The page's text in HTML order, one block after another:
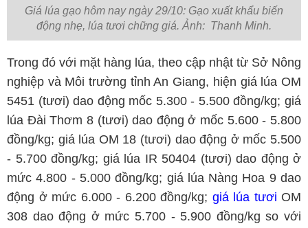
Giá lúa gạo hôm nay ngày 29/10: Gạo xuất khẩu biến
động nhẹ, lúa tươi chững giá. Ảnh: Thanh Minh.
Trong đó với mặt hàng lúa, theo cập nhật từ Sở Nông
nghiệp và Môi trường tỉnh An Giang, hiện giá lúa OM
5451 (tươi) dao động mốc 5.300 - 5.500 đồng/kg; giá
lúa Đài Thơm 8 (tươi) dao động ở mốc 5.600 - 5.800
đồng/kg; giá lúa OM 18 (tươi) dao động ở mốc 5.500
- 5.700 đồng/kg; giá lúa IR 50404 (tươi) dao động ở
mức 4.800 - 5.000 đồng/kg; giá lúa Nàng Hoa 9 dao
động ở mức 6.000 - 6.200 đồng/kg; giá lúa tươi OM
308 dao động ở mức 5.700 - 5.900 đồng/kg so với